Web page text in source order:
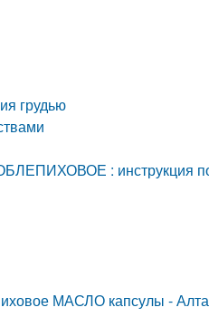
грудью
: инструкция
МАСЛО капсулы -